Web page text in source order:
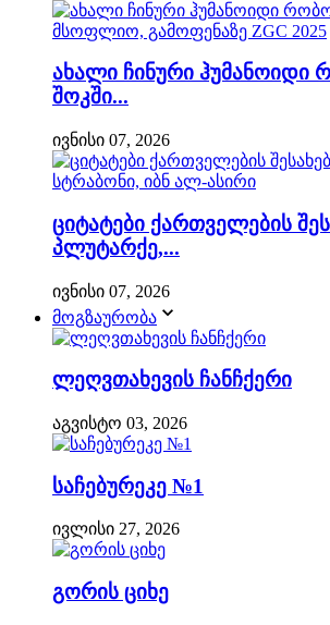
ახალი ჩინური ჰუმანოიდი
შოკში...
ივნისი 07, 2026
ციტატები ქართველების
პლუტარქე,...
ივნისი 07, 2026
მოგზაურობა
ლეღვთახევის ჩანჩქერი
აგვისტო 03, 2026
საჩებურეკე №1
ივლისი 27, 2026
გორის ციხე